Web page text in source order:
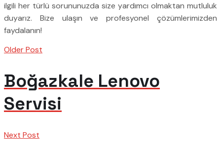
ilgili her türlü sorununuzda size yardımcı olmaktan mutluluk
duyarız. Bize ulaşın ve profesyonel çözümlerimizden
faydalanın!
Older Post
Boğazkale Lenovo
Servisi
Next Post